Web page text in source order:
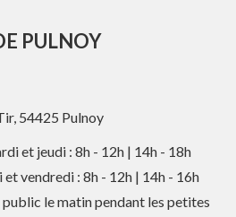
PULNOY
54425 Pulnoy
et jeudi : 8h - 12h | 14h - 18h
vendredi : 8h - 12h | 14h - 16h
public le matin pendant les petites